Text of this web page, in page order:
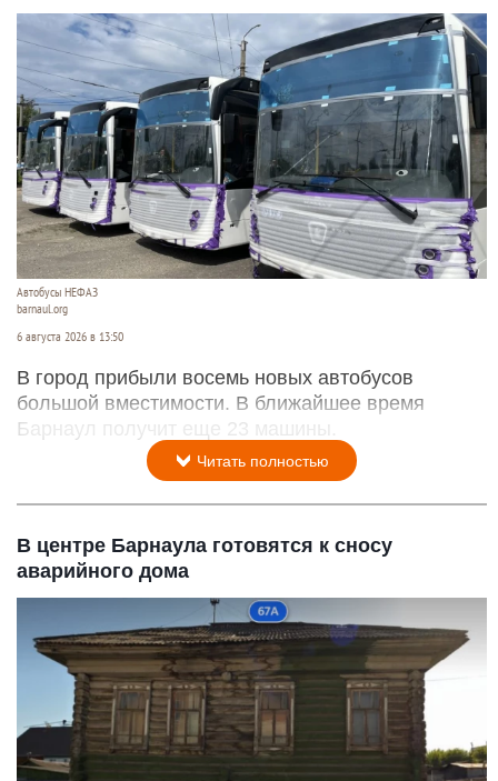
Автобусы НЕФАЗ
barnaul.org
6 августа 2026 в 13:50
В город прибыли восемь новых автобусов
большой вместимости. В ближайшее время
Барнаул получит еще 23 машины.
Читать полностью
В центре Барнаула готовятся к сносу
аварийного дома